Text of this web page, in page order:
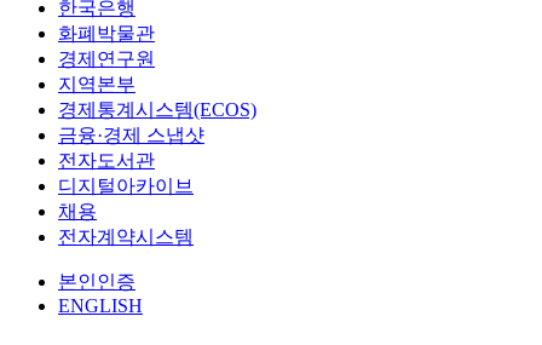
한국은행
화폐박물관
경제연구원
지역본부
경제통계시스템(ECOS)
금융·경제 스냅샷
전자도서관
디지털아카이브
채용
전자계약시스템
본인인증
ENGLISH